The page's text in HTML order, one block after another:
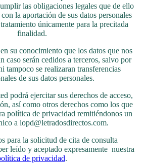
las obligaciones legales que de ello
la aportación de sus datos personales
únicamente para la precitada
finalidad.
su conocimiento que los datos que nos
caso serán cedidos a terceros, salvo por
tampoco se realizaran transferencias
de sus datos personales.
podrá ejercitar sus derechos de acceso,
así como otros derechos como los que
política de privacidad remitiéndonos un
a lopd@letradosdirectos.com.
para la solicitud de cita de consulta
leído y aceptado expresamente nuestra
de privacidad.